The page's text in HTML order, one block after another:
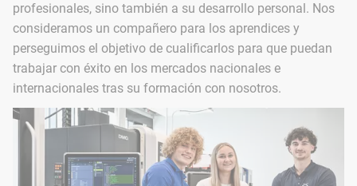
profesionales, sino también a su desarrollo personal. Nos
consideramos un compañero para los aprendices y
perseguimos el objetivo de cualificarlos para que puedan
trabajar con éxito en los mercados nacionales e
internacionales tras su formación con nosotros.